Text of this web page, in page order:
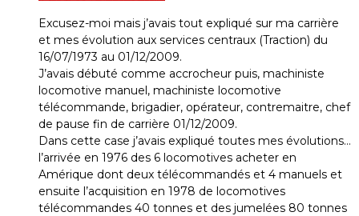
Excusez-moi mais j’avais tout expliqué sur ma carrière
et mes évolution aux services centraux (Traction) du
16/07/1973 au 01/12/2009.
J’avais débuté comme accrocheur puis, machiniste
locomotive manuel, machiniste locomotive
télécommande, brigadier, opérateur, contremaitre, chef
de pause fin de carrière 01/12/2009.
Dans cette case j’avais expliqué toutes mes évolutions…
l’arrivée en 1976 des 6 locomotives acheter en
Amérique dont deux télécommandés et 4 manuels et
ensuite l’acquisition en 1978 de locomotives
télécommandes 40 tonnes et des jumelées 80 tonnes